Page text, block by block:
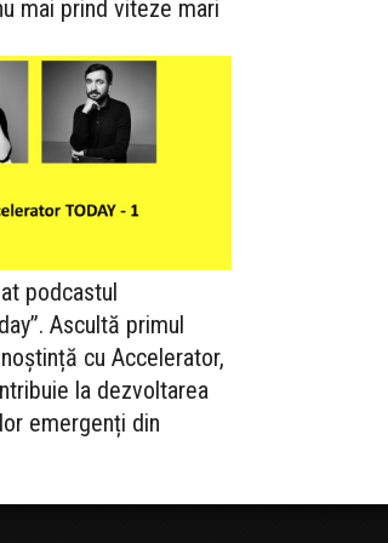
mai prind viteze mari
podcastul
Ascultă primul
cu Accelerator,
la dezvoltarea
emergenți din